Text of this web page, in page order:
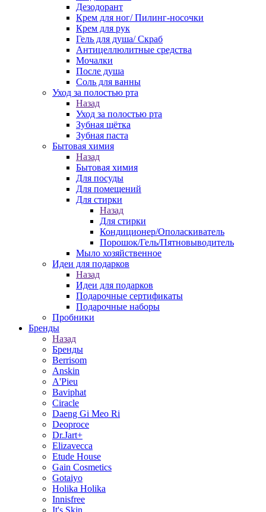
Дезодорант
Крем для ног/ Пилинг-носочки
Крем для рук
Гель для душа/ Скраб
Антицеллюлитные средства
Мочалки
После душа
Соль для ванны
Уход за полостью рта
Назад
Уход за полостью рта
Зубная щётка
Зубная паста
Бытовая химия
Назад
Бытовая химия
Для посуды
Для помещений
Для стирки
Назад
Для стирки
Кондиционер/Ополаскиватель
Порошок/Гель/Пятновыводитель
Мыло хозяйственное
Идеи для подарков
Назад
Идеи для подарков
Подарочные сертификаты
Подарочные наборы
Пробники
Бренды
Назад
Бренды
Berrisom
Anskin
A'Pieu
Baviphat
Ciracle
Daeng Gi Meo Ri
Deoproce
Dr.Jart+
Elizavecca
Etude House
Gain Cosmetics
Gotaiyo
Holika Holika
Innisfree
It's Skin